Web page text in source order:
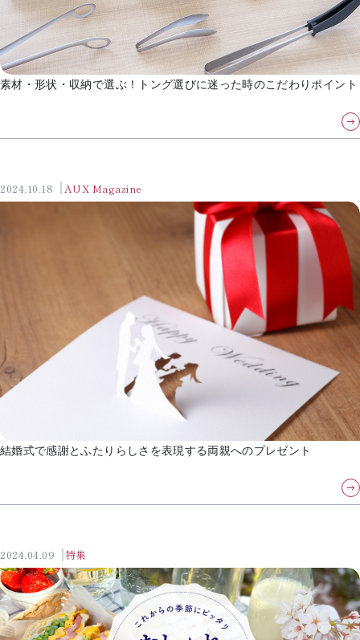
素材・形状・収納で選ぶ！トング選びに迷った時のこだわりポイント
2024.10.18 AUX Magazine
結婚式で感謝とふたりらしさを表現する両親へのプレゼント
2024.04.09 特集